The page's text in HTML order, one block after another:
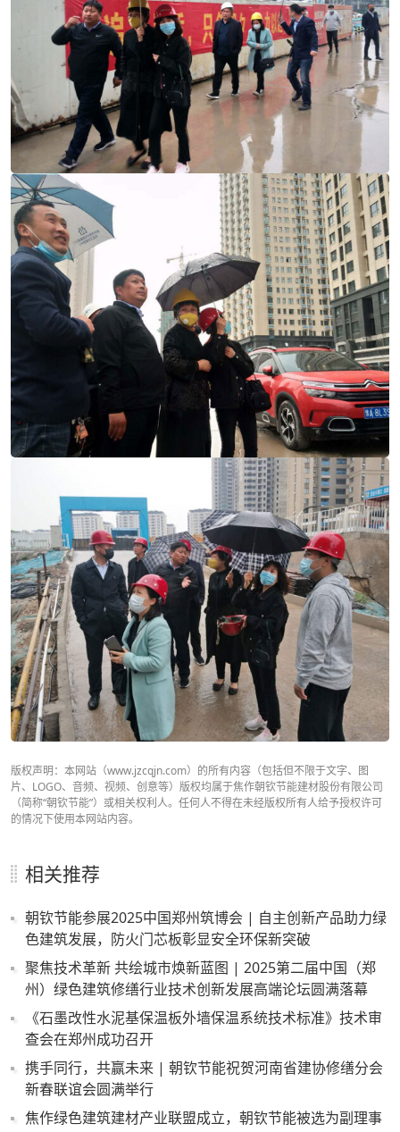
版权声明：本网站（www.jzcqjn.com）的所有内容（包括但不限于文字、图
片、LOGO、音频、视频、创意等）版权均属于焦作朝钦节能建材股份有限公司
（简称“朝钦节能”）或相关权利人。任何人不得在未经版权所有人给予授权许可
的情况下使用本网站内容。
相关推荐
朝钦节能参展2025中国郑州筑博会 | 自主创新产品助力绿
色建筑发展，防火门芯板彰显安全环保新突破
聚焦技术革新 共绘城市焕新蓝图 | 2025第二届中国（郑
州）绿色建筑修缮行业技术创新发展高端论坛圆满落幕
《石墨改性水泥基保温板外墙保温系统技术标准》技术审
查会在郑州成功召开
携手同行，共赢未来 | 朝钦节能祝贺河南省建协修缮分会
新春联谊会圆满举行
焦作绿色建筑建材产业联盟成立，朝钦节能被选为副理事